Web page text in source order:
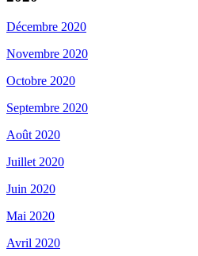
Décembre 2020
Novembre 2020
Octobre 2020
Septembre 2020
Août 2020
Juillet 2020
Juin 2020
Mai 2020
Avril 2020